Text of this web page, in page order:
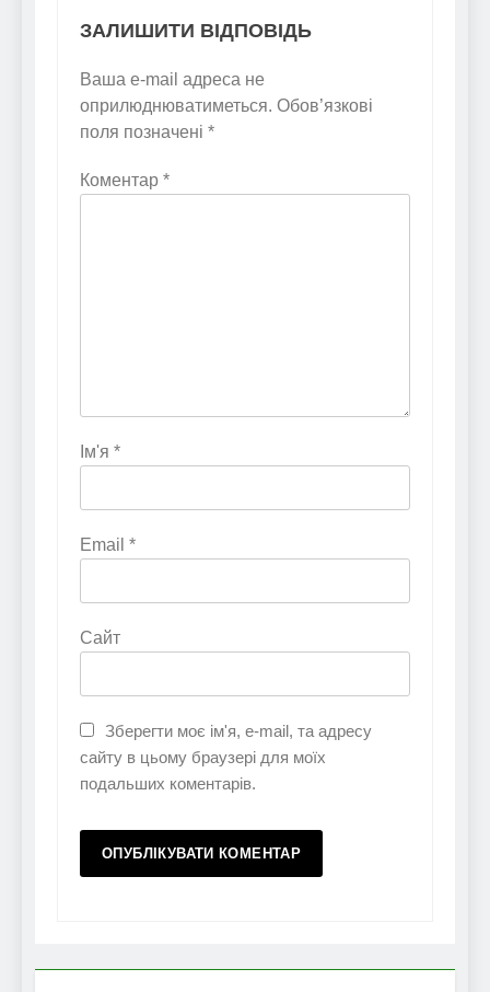
ЗАЛИШИТИ ВІДПОВІДЬ
Ваша e-mail адреса не
оприлюднюватиметься. Обов’язкові
поля позначені *
Коментар *
Ім'я *
Email *
Сайт
Зберегти моє ім'я, e-mail, та адресу
сайту в цьому браузері для моїх
подальших коментарів.